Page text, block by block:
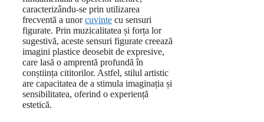
caracterizându-se prin utilizarea
frecventă a unorcuvinte cu sensuri
figurate. Prin muzicalitatea și forța lor
sugestivă, aceste sensuri figurate creează
imagini plastice deosebit de expresive,
care lasă o amprentă profundă în
conștiința cititorilor. Astfel, stilul artistic
are capacitatea de a stimula imaginația și
sensibilitatea, oferind o experiență
estetică.